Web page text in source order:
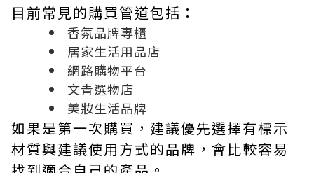
目前常見的購買管道包括：
香氛品牌專櫃
居家生活用品店
網路購物平台
文青選物店
美妝生活品牌
如果是第一次購買，建議優先選擇有標示
材質與建議使用方式的品牌，會比較容易